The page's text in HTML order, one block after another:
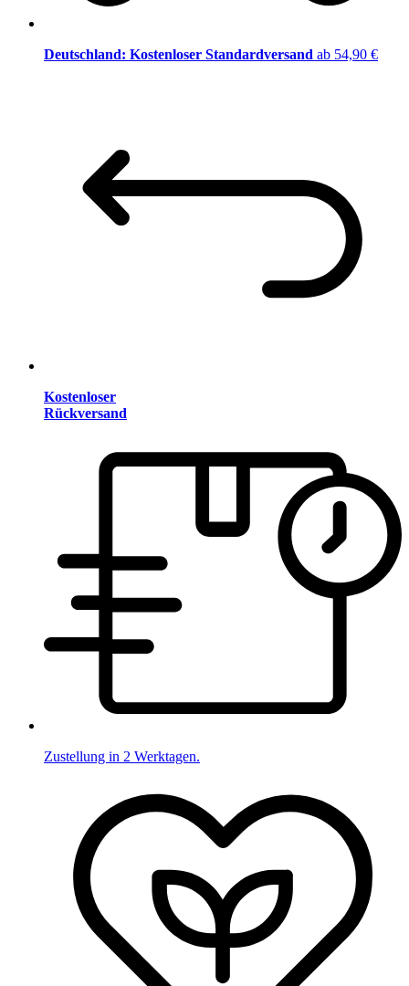
Deutschland: Kostenloser Standardversand ab 54,90 €
Kostenloser
Rückversand
Zustellung in 2 Werktagen.